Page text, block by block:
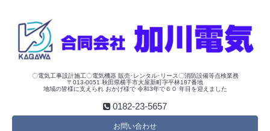
〇電気工事設計施工〇電気機器 販売･レンタル･リース〇消防設備等点検業務
〒013-0051 秋田県横手市大屋新町字平林187番地
地域の皆様に支えられ おかげ様で 令和3年で６０ 年目を迎えました
0182-23-5657
お問い合わせ